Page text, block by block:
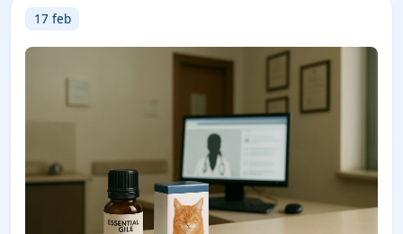
17 feb